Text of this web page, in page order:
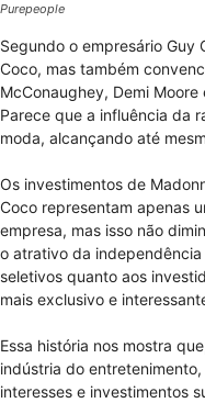
Purepeople
Segundo o empresário Guy
Coco, mas também
McConaughey, Demi
Parece que a influência da
moda, alcançando até
Os investimentos de
Coco representam apenas
empresa, mas isso não
o atrativo da
seletivos quanto aos
mais exclusivo e
Essa história nos mostra
indústria do
interesses e investimentos